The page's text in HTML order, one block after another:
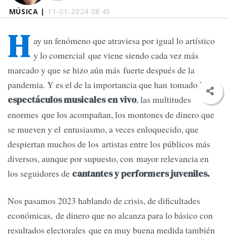
MÚSICA | 11-01-2024 08:45
H ay un fenómeno que atraviesa por igual lo artístico
y lo comercial que viene siendo cada vez más
marcado y que se hizo aún más fuerte después de la
pandemia. Y es el de la importancia que han tomado los
espectáculos musicales en vivo, las multitudes
enormes que los acompañan, los montones de dinero que
se mueven y el entusiasmo, a veces enloquecido, que
despiertan muchos de los artistas entre los públicos más
diversos, aunque por supuesto, con mayor relevancia en
los seguidores de cantantes y performers juveniles.
Nos pasamos 2023 hablando de crisis, de dificultades
económicas, de dinero que no alcanza para lo básico con
resultados electorales que en muy buena medida también